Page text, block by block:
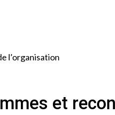
l’organisation
et